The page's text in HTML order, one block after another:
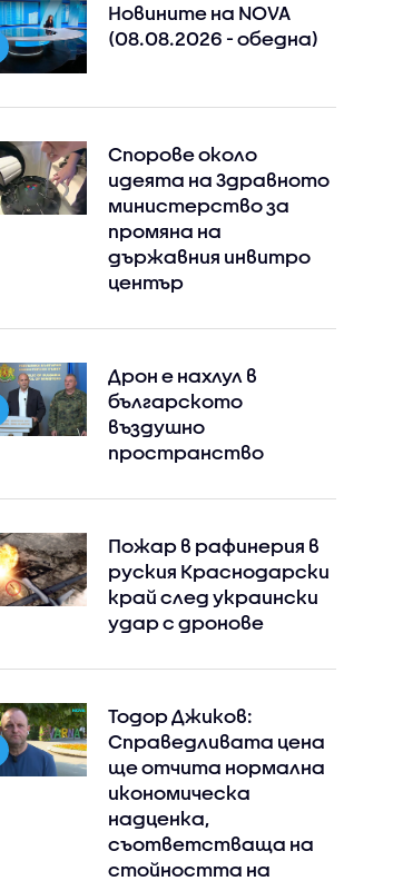
Новините на NOVA
(08.08.2026 - обедна)
Спорове около
идеята на Здравното
министерство за
промяна на
държавния инвитро
център
Дрон е нахлул в
българското
въздушно
пространство
Пожар в рафинерия в
руския Краснодарски
край след украински
удар с дронове
Тодор Джиков:
Справедливата цена
ще отчита нормална
икономическа
надценка,
съответстваща на
стойността на